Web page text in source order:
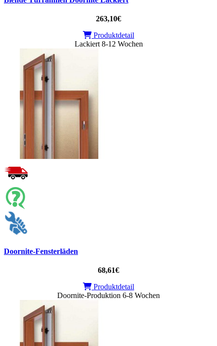
263,10€
Produktdetail
Lackiert 8-12 Wochen
Doornite-Fensterläden
68,61€
Produktdetail
Doornite-Produktion 6-8 Wochen